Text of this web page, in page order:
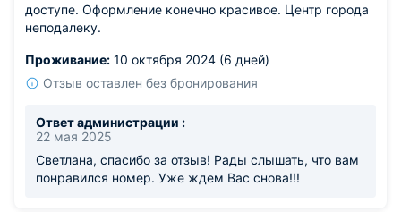
доступе. Оформление конечно красивое. Центр города
неподалеку.
Проживание: 10 октября 2024 (6 дней)
Отзыв оставлен без бронирования
Ответ администрации :
22 мая 2025
Светлана, спасибо за отзыв! Рады слышать, что вам
понравился номер. Уже ждем Вас снова!!!